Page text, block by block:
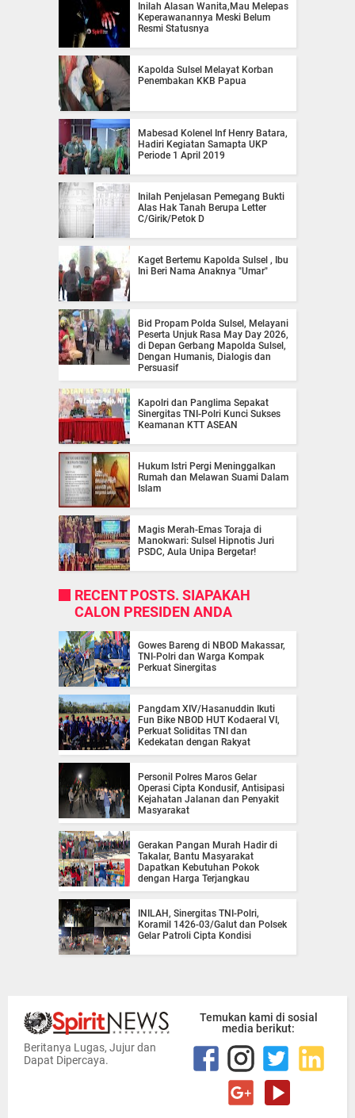
Inilah Alasan Wanita,Mau Melepas
Keperawanannya Meski Belum
Resmi Statusnya
Kapolda Sulsel Melayat Korban
Penembakan KKB Papua
Mabesad Kolenel Inf Henry Batara,
Hadiri Kegiatan Samapta UKP
Periode 1 April 2019
Inilah Penjelasan Pemegang Bukti
Alas Hak Tanah Berupa Letter
C/Girik/Petok D
Kaget Bertemu Kapolda Sulsel , Ibu
Ini Beri Nama Anaknya "Umar"
Bid Propam Polda Sulsel, Melayani
Peserta Unjuk Rasa May Day 2026,
di Depan Gerbang Mapolda Sulsel,
Dengan Humanis, Dialogis dan
Persuasif
Kapolri dan Panglima Sepakat
Sinergitas TNI-Polri Kunci Sukses
Keamanan KTT ASEAN
Hukum Istri Pergi Meninggalkan
Rumah dan Melawan Suami Dalam
Islam
Magis Merah-Emas Toraja di
Manokwari: Sulsel Hipnotis Juri
PSDC, Aula Unipa Bergetar!
RECENT POSTS. SIAPAKAH
CALON PRESIDEN ANDA
Gowes Bareng di NBOD Makassar,
TNI-Polri dan Warga Kompak
Perkuat Sinergitas
Pangdam XIV/Hasanuddin Ikuti
Fun Bike NBOD HUT Kodaeral VI,
Perkuat Soliditas TNI dan
Kedekatan dengan Rakyat
Personil Polres Maros Gelar
Operasi Cipta Kondusif, Antisipasi
Kejahatan Jalanan dan Penyakit
Masyarakat
Gerakan Pangan Murah Hadir di
Takalar, Bantu Masyarakat
Dapatkan Kebutuhan Pokok
dengan Harga Terjangkau
INILAH, Sinergitas TNI-Polri,
Koramil 1426-03/Galut dan Polsek
Gelar Patroli Cipta Kondisi
Beritanya Lugas, Jujur dan
Dapat Dipercaya.
Temukan kami di sosial
media berikut: